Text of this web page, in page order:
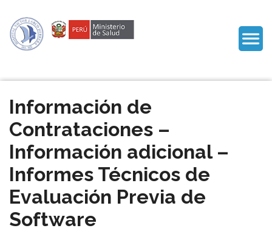
Información de
Contrataciones –
Información adicional –
Informes Técnicos de
Evaluación Previa de
Software